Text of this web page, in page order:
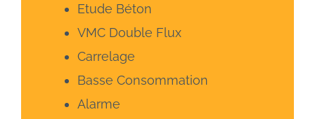
Etude Béton
VMC Double Flux
Carrelage
Basse Consommation
Alarme